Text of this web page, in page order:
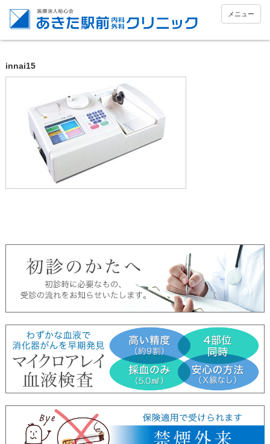
メニュー
innai15